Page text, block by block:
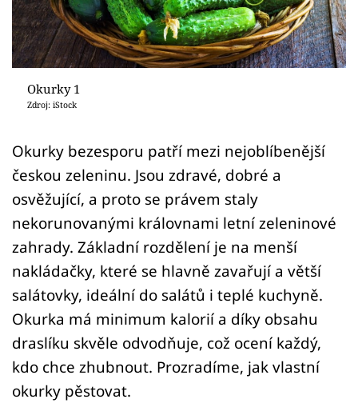
Přihlášení
Sledujte nás
Okurky 1
Zdroj: iStock
Okurky bezesporu patří mezi nejoblíbenější
českou zeleninu. Jsou zdravé, dobré a
osvěžující, a proto se právem staly
nekorunovanými královnami letní zeleninové
zahrady. Základní rozdělení je na menší
nakládačky, které se hlavně zavařují a větší
salátovky, ideální do salátů i teplé kuchyně.
Okurka má minimum kalorií a díky obsahu
draslíku skvěle odvodňuje, což ocení každý,
kdo chce zhubnout. Prozradíme, jak vlastní
okurky pěstovat.